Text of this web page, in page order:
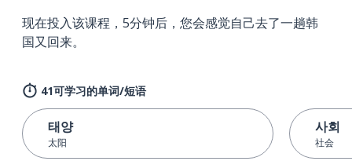
现在投入该课程，5分钟后，您会感觉自己去了一趟韩
国又回来。
41可学习的单词/短语
태양
太阳
사회
社会